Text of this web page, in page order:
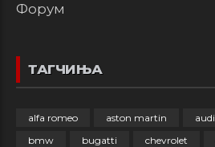
Форум
ТАГЧИЊА
alfa romeo aston martin audi
bmw
bugatti chevrolet